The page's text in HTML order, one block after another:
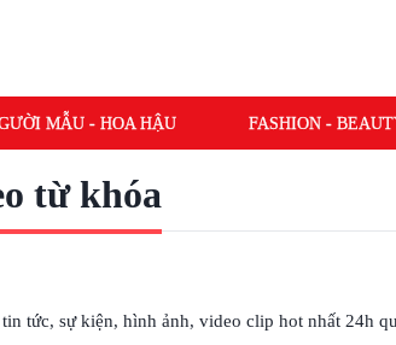
MẪU - HOA HẬU FASHION -
từ khóa
tin tức, sự kiện, hình ảnh, video clip hot nhất 24h